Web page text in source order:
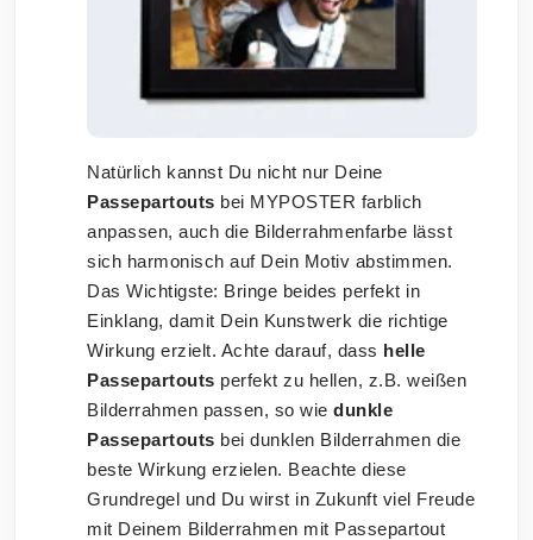
Natürlich kannst Du nicht nur Deine
Passepartouts bei MYPOSTER farblich
anpassen, auch die Bilderrahmenfarbe lässt
sich harmonisch auf Dein Motiv abstimmen.
Das Wichtigste: Bringe beides perfekt in
Einklang, damit Dein Kunstwerk die richtige
Wirkung erzielt. Achte darauf, dass helle
Passepartouts perfekt zu hellen, z.B. weißen
Bilderrahmen passen, so wie dunkle
Passepartouts bei dunklen Bilderrahmen die
beste Wirkung erzielen. Beachte diese
Grundregel und Du wirst in Zukunft viel Freude
mit Deinem Bilderrahmen mit Passepartout